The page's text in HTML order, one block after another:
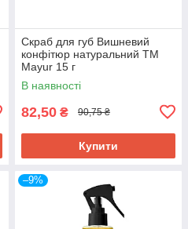
Скраб для губ Вишневий
конфітюр натуральний ТМ
Mayur 15 г
В наявності
82,50 ₴ 90,75 ₴
Купити
–9%